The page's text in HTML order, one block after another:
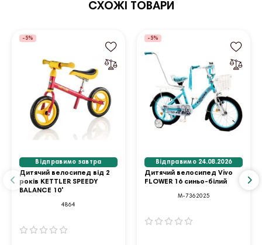
СХОЖІ ТОВАРИ
-5%
Відправимо завтра
Дитячий велосипед від 2
років KETTLER SPEEDY
BALANCE 10'
4864
-5%
Відправимо 24.08.2026
Дитячий велосипед Vivo
FLOWER 16 синьо-білий
M-7362025